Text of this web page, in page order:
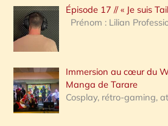
h
e
:
Épisode 17 // « Je suis
Prénom : Lilian
Immersion au cœur du
Manga de Tarare
Cosplay, rétro-gaming,